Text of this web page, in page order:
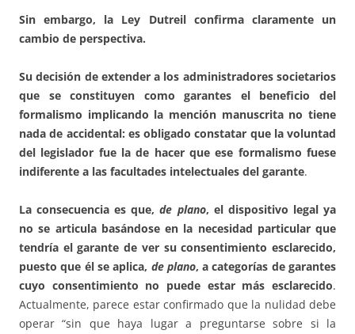
Sin embargo, la Ley Dutreil confirma claramente un
cambio de perspectiva.
Su decisión de extender a los administradores societarios
que se constituyen como garantes el beneficio del
formalismo implicando la mención manuscrita no tiene
nada de accidental: es obligado constatar que la voluntad
del legislador fue la de hacer que ese formalismo fuese
indiferente a las facultades intelectuales del garante.
La consecuencia es que,de plano, el dispositivo legal ya
no se articula basándose en la necesidad particular que
tendría el garante de ver su consentimiento esclarecido,
puesto que él se aplica, de plano, a categorías de garantes
cuyo consentimiento no puede estar más esclarecido.
Actualmente, parece estar confirmado que la nulidad debe
operar “sin que haya lugar a preguntarse sobre si la